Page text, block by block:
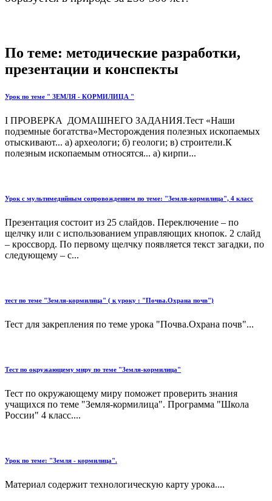
По теме: методические разработки,
презентации и конспекты
Урок по теме " ЗЕМЛЯ - КОРМИЛИЦА "
I ПРОВЕРКА ДОМАШНЕГО ЗАДАНИЯ.Тест «Наши
подземные богатства»Месторождения полезных ископаемых
отыскивают... а) археологи; б) геологи; в) строители.К
полезным ископаемым относятся... а) кирпи...
Урок с мультимедийным сопровождением по теме: "Земля-кормилица", 4 класс
Презентация состоит из 25 слайдов. Переключение – по
щелчку или с использованием управляющих кнопок. 2 слайд
– кроссворд. По первому щелчку появляется текст загадки, по
следующему – с...
тест по теме "Земля-кормилица" ( к уроку : "Почва.Охрана почв")
Тест для закрепления по теме урока "Почва.Охрана почв"...
Тест по окружающему миру по теме "Земля-кормилица"
Тест по окружающему миру поможет проверить знания
учащихся по теме "Земля-кормилица". Программа "Школа
России" 4 класс....
Урок по теме: "Земля - кормилица".
Материал содержит технологическую карту урока....